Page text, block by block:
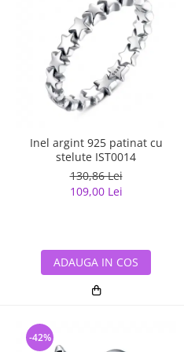
Inel argint 925 patinat cu
stelute IST0014
130,86 Lei
109,00 Lei
ADAUGA IN COS
-42%